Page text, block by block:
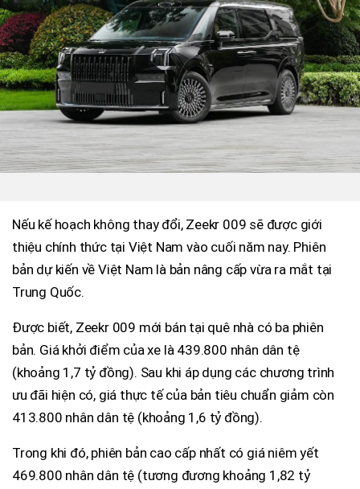
Nếu kế hoạch không thay đổi, Zeekr 009 sẽ được giới
thiệu chính thức tại Việt Nam vào cuối năm nay. Phiên
bản dự kiến về Việt Nam là bản nâng cấp vừa ra mắt tại
Trung Quốc.
Được biết, Zeekr 009 mới bán tại quê nhà có ba phiên
bản. Giá khởi điểm của xe là 439.800 nhân dân tệ
(khoảng 1,7 tỷ đồng). Sau khi áp dụng các chương trình
ưu đãi hiện có, giá thực tế của bản tiêu chuẩn giảm còn
413.800 nhân dân tệ (khoảng 1,6 tỷ đồng).
Trong khi đó, phiên bản cao cấp nhất có giá niêm yết
469.800 nhân dân tệ (tương đương khoảng 1,82 tỷ